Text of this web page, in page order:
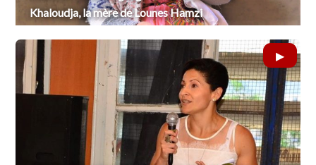
Khaloudja, la mère de Lounes Hamzi